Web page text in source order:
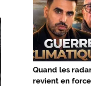
Quand les
revient en